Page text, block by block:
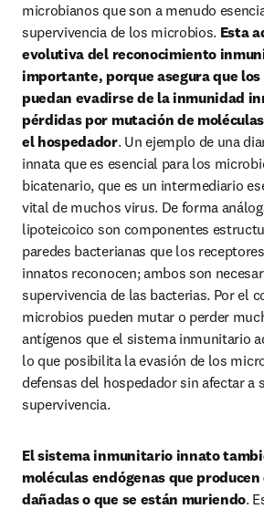
microbianos que son a menudo
supervivencia de los microbios. Esta
evolutiva del reconocimiento
importante, porque asegura que
puedan evadirse de la inmunidad
pérdidas por mutación de
el hospedador. Un ejemplo de una
innata que es esencial para los
bicatenario, que es un intermediario
vital de muchos virus. De forma
lipoteicoico son componentes
paredes bacterianas que los
innatos reconocen; ambos son
supervivencia de las bacterias. Por el
microbios pueden mutar o perder
antígenos que el sistema inmunitario
lo que posibilita la evasión de los
defensas del hospedador sin afectar a
supervivencia.
El sistema inmunitario innato
moléculas endógenas que
dañadas o que se están muriendo.